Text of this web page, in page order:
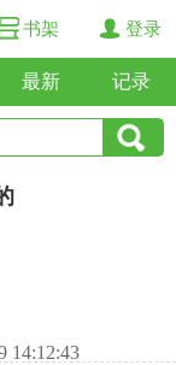
书架 登录
最新 记录
14:12:43